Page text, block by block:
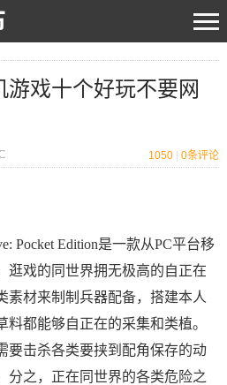
游戏十个好玩不要网
1050 0条评论
Edition是一款从PC平台移
逛戏的同世界拥无极高的自正在
素材来制制兵器配备，搭建本人
都能够自正在的采集和类植。
要击杀各类要挟到配角保存的动
分之，正在同世界的各类危险之